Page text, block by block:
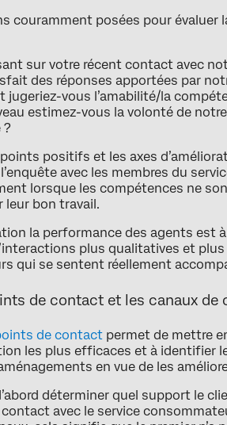
couramment posées pour évaluer
sur votre récent contact avec
des réponses apportées par
jugeriez-vous l’amabilité/la
estimez-vous la volonté de
?
positifs et les axes
avec les membres du
lorsque les compétences ne
bon travail.
la performance des agents est
plus qualitatives et
qui se sentent réellement
de contact et les canaux de
de contact permet de mettre
les plus efficaces et à identifier
en vue de les
déterminer quel support le
avec le service